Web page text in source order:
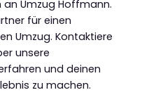
Umzug Hoffmann.
für einen
Umzug. Kontaktiere
unsere
und deinen
zu machen.